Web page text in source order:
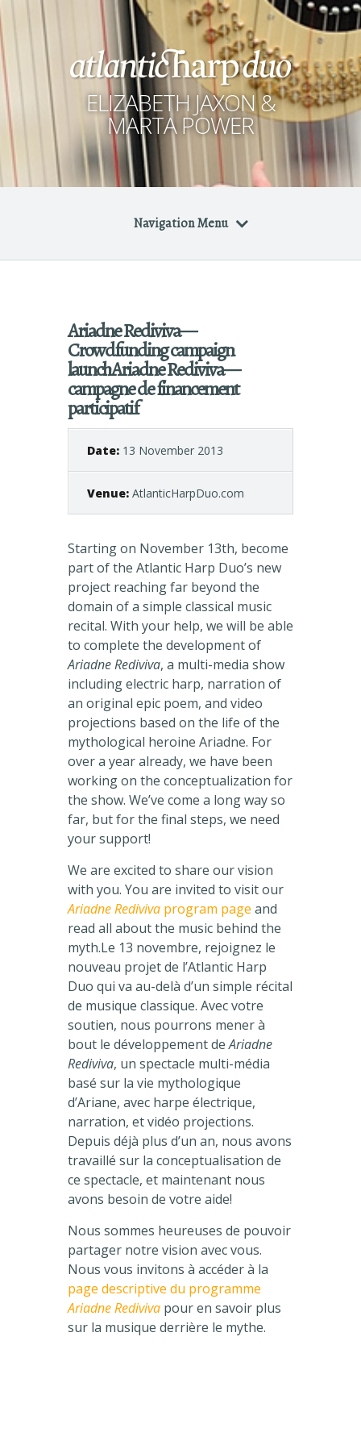
ELIZABETH JAXON &
MARTA POWER
Navigation Menu
Ariadne Rediviva—
Crowdfunding campaign
launchAriadne Rediviva—
campagne de financement
participatif
Date: 13 November 2013
Venue: AtlanticHarpDuo.com
Starting on November 13th, become
part of the Atlantic Harp Duo’s new
project reaching far beyond the
domain of a simple classical music
recital. With your help, we will be able
to complete the development of
Ariadne Rediviva, a multi-media show
including electric harp, narration of
an original epic poem, and video
projections based on the life of the
mythological heroine Ariadne. For
over a year already, we have been
working on the conceptualization for
the show. We’ve come a long way so
far, but for the final steps, we need
your support!
We are excited to share our vision
with you. You are invited to visit our
Ariadne Rediviva program page and
read all about the music behind the
myth.Le 13 novembre, rejoignez le
nouveau projet de l’Atlantic Harp
Duo qui va au-delà d’un simple récital
de musique classique. Avec votre
soutien, nous pourrons mener à
bout le développement deAriadne
Rediviva, un spectacle multi-média
basé sur la vie mythologique
d’Ariane, avec harpe électrique,
narration, et vidéo projections.
Depuis déjà plus d’un an, nous avons
travaillé sur la conceptualisation de
ce spectacle, et maintenant nous
avons besoin de votre aide!
Nous sommes heureuses de pouvoir
partager notre vision avec vous.
Nous vous invitons à accéder à la
page descriptive du programme
Ariadne Rediviva pour en savoir plus
sur la musique derrière le mythe.